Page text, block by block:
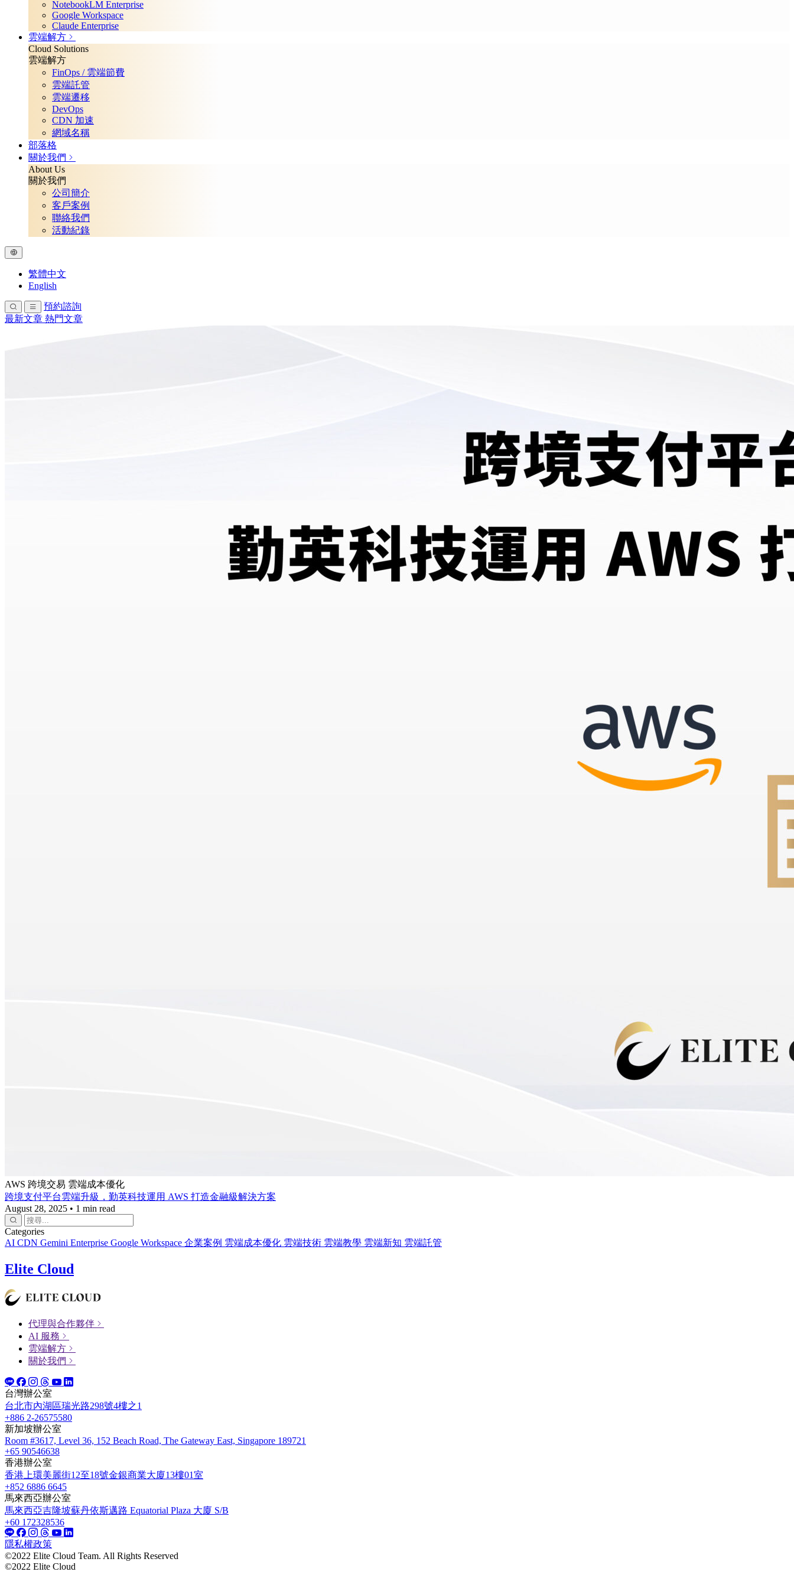
NotebookLM Enterprise
Google Workspace
Claude Enterprise
雲端解方
Cloud Solutions
雲端解方
FinOps / 雲端節費
雲端託管
雲端遷移
DevOps
CDN 加速
網域名稱
部落格
關於我們
About Us
關於我們
公司簡介
客戶案例
聯絡我們
活動紀錄
繁體中文
English
預約諮詢
最新文章 熱門文章
AWS 跨境交易 雲端成本優化
跨境支付平台雲端升級，勤英科技運用 AWS 打造金融級解決方案
August 28, 2025 • 1 min read
Categories
AI CDN Gemini Enterprise Google Workspace 企業案例 雲端成本優化 雲端技術 雲端教學 雲端新知 雲端託管
Elite Cloud
代理與合作夥伴
AI 服務
雲端解方
關於我們
台灣辦公室
台北市內湖區瑞光路298號4樓之1
+886 2-26575580
新加坡辦公室
Room #3617, Level 36, 152 Beach Road, The Gateway East, Singapore 189721
+65 90546638
香港辦公室
香港上環美麗街12至18號金銀商業大廈13樓01室
+852 6886 6645
馬來西亞辦公室
馬來西亞吉隆坡蘇丹依斯邁路 Equatorial Plaza 大廈 S/B
+60 172328536
隱私權政策
©2022 Elite Cloud Team. All Rights Reserved
©2022 Elite Cloud